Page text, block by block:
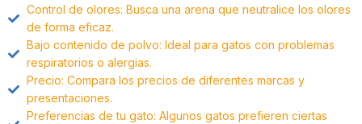
Control de olores: Busca una arena que neutralice los olores
de forma eficaz.
Bajo contenido de polvo: Ideal para gatos con problemas
respiratorios o alergias.
Precio: Compara los precios de diferentes marcas y
presentaciones.
Preferencias de tu gato: Algunos gatos prefieren ciertas